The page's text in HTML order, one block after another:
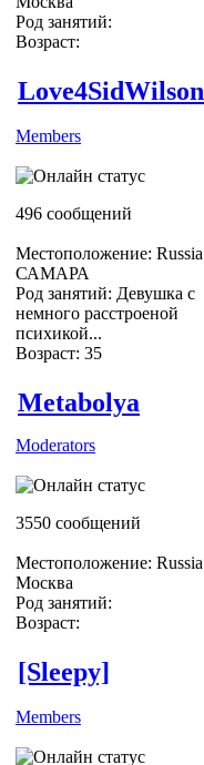
Род занятий:
Возраст:
Love4SidWilson
Members
496 сообщений
Местоположение: Russia
САМАРА
Род занятий: Девушка с
немного расстроеной
психикой...
Возраст: 35
Metabolya
Moderators
3550 сообщений
Местоположение: Russia
Москва
Род занятий:
Возраст:
[Sleepy]
Members